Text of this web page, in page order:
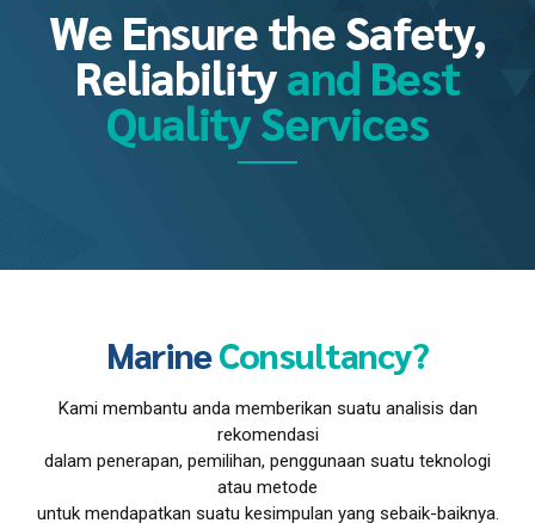
We Ensure the Safety,
Reliabilityand Best
Quality Services
MarineConsultancy?
Kami membantu anda memberikan suatu analisis dan
rekomendasi
dalam penerapan, pemilihan, penggunaan suatu teknologi
atau metode
untuk mendapatkan suatu kesimpulan yang sebaik-baiknya.